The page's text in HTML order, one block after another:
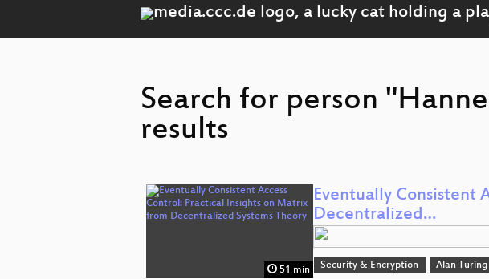
Search for person
results
51 min
Eventually Consistent
Decentralized…
Security & Encryption Alan Turing